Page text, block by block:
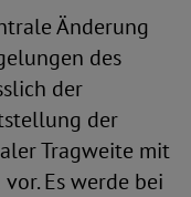
Änderung
des
der
der
Tragweite mit
Es werde bei